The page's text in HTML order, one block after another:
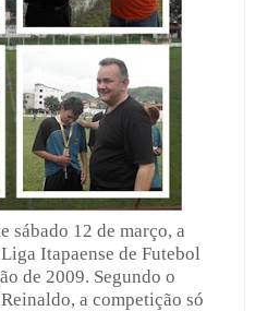
sábado 12 de março, a
Itapaense de Futebol
de 2009. Segundo o
a competição só